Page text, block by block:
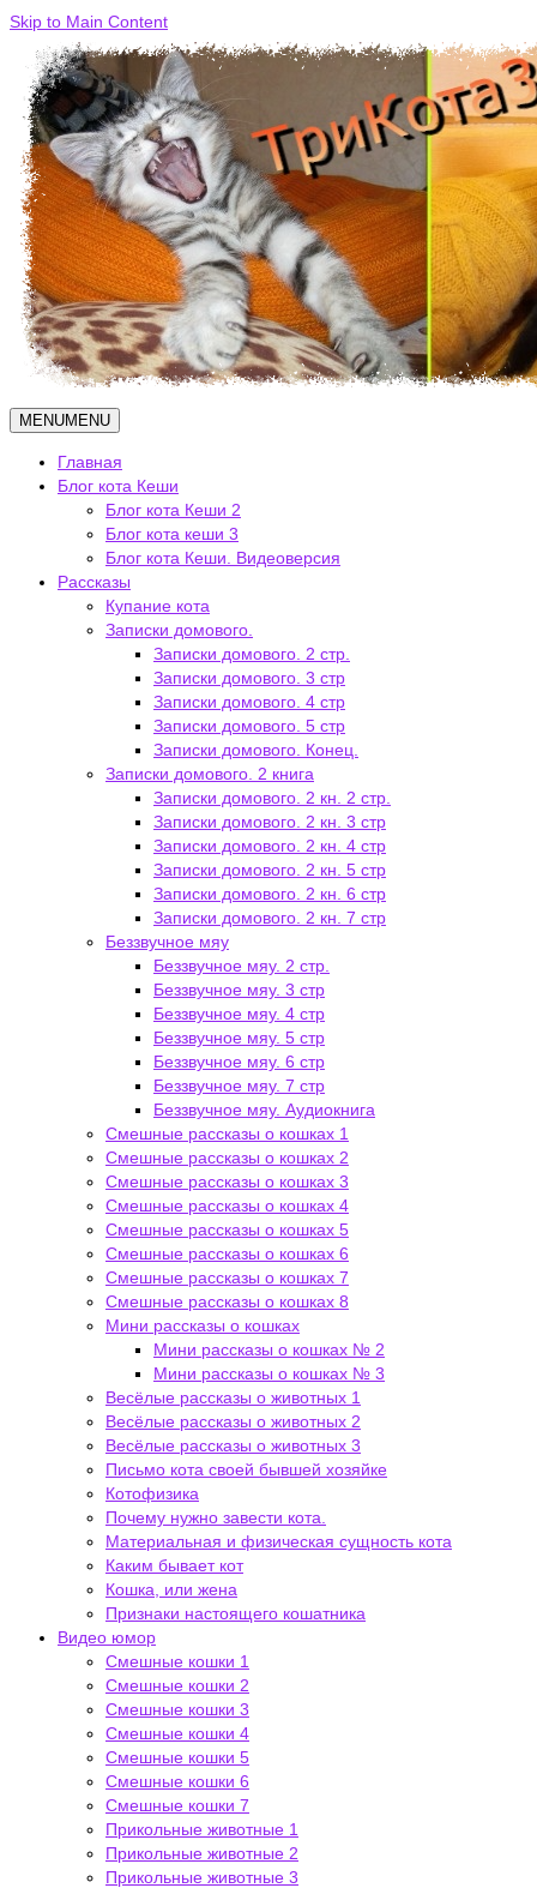
Skip to Main Content
MENUMENU
Главная
Блог кота Кеши
Блог кота Кеши 2
Блог кота кеши 3
Блог кота Кеши. Видеоверсия
Рассказы
Купание кота
Записки домового.
Записки домового. 2 стр.
Записки домового. 3 стр
Записки домового. 4 стр
Записки домового. 5 стр
Записки домового. Конец.
Записки домового. 2 книга
Записки домового. 2 кн. 2 стр.
Записки домового. 2 кн. 3 стр
Записки домового. 2 кн. 4 стр
Записки домового. 2 кн. 5 стр
Записки домового. 2 кн. 6 стр
Записки домового. 2 кн. 7 стр
Беззвучное мяу
Беззвучное мяу. 2 стр.
Беззвучное мяу. 3 стр
Беззвучное мяу. 4 стр
Беззвучное мяу. 5 стр
Беззвучное мяу. 6 стр
Беззвучное мяу. 7 стр
Беззвучное мяу. Аудиокнига
Смешные рассказы о кошках 1
Смешные рассказы о кошках 2
Смешные рассказы о кошках 3
Смешные рассказы о кошках 4
Смешные рассказы о кошках 5
Смешные рассказы о кошках 6
Смешные рассказы о кошках 7
Смешные рассказы о кошках 8
Мини рассказы о кошках
Мини рассказы о кошках № 2
Мини рассказы о кошках № 3
Весёлые рассказы о животных 1
Весёлые рассказы о животных 2
Весёлые рассказы о животных 3
Письмо кота своей бывшей хозяйке
Котофизика
Почему нужно завести кота.
Материальная и физическая сущность кота
Каким бывает кот
Кошка, или жена
Признаки настоящего кошатника
Видео юмор
Смешные кошки 1
Смешные кошки 2
Смешные кошки 3
Смешные кошки 4
Смешные кошки 5
Смешные кошки 6
Смешные кошки 7
Прикольные животные 1
Прикольные животные 2
Прикольные животные 3